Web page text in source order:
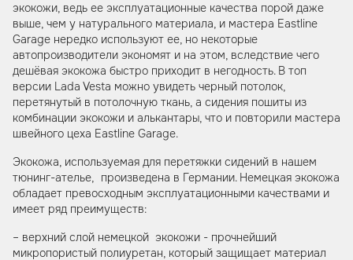
экокожи, ведь ее эксплуатационные качества порой даже
выше, чем у натурального материала, и мастера Eastline
Garage нередко используют ее, но некоторые
автопроизводители экономят и на этом, вследствие чего
дешёвая экокожа быстро приходит в негодность. В топ
версии Lada Vesta можно увидеть черный потолок,
перетянутый в потолочную ткань, а сидения пошиты из
комбинации экокожи и алькантары, что и повторили мастера
швейного цеха Eastline Garage.
Экокожа, используемая для перетяжки сидений в нашем
тюнинг-ателье, произведена в Германии. Немецкая экокожа
обладает превосходным эксплуатационными качествами и
имеет ряд преимуществ:
– верхний слой немецкой экокожи - прочнейший
микропористый полиуретан, который защищает материал